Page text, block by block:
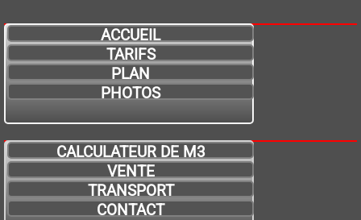
ACCUEIL
TARIFS
PLAN
PHOTOS
CALCULATEUR DE M3
VENTE
TRANSPORT
CONTACT